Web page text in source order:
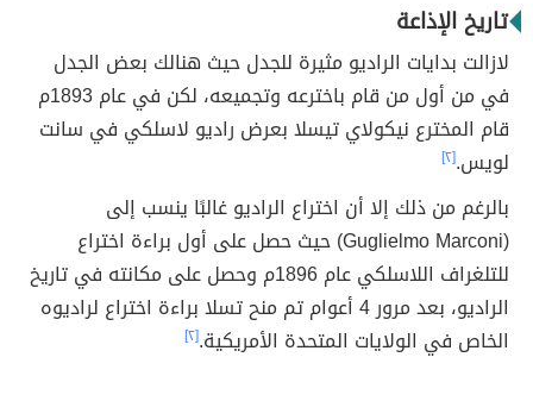
تاريخ الإذاعة
لازالت بدايات الراديو مثيرة للجدل حيث هنالك بعض الجدل
في من أول من قام باخترعه وتجميعه، لكن في عام 1893م
قام المخترع نيكولاي تيسلا بعرض راديو لاسلكي في سانت
لويس.[٢]
بالرغم من ذلك إلا أن اختراع الراديو غالبًا ينسب إلى
(Guglielmo Marconi) حيث حصل على أول براءة اختراع
للتلغراف اللاسلكي عام 1896م وحصل على مكانته في تاريخ
الراديو، بعد مرور 4 أعوام تم منح تسلا براءة اختراع لراديوه
الخاص في الولايات المتحدة الأمريكية.[٢]